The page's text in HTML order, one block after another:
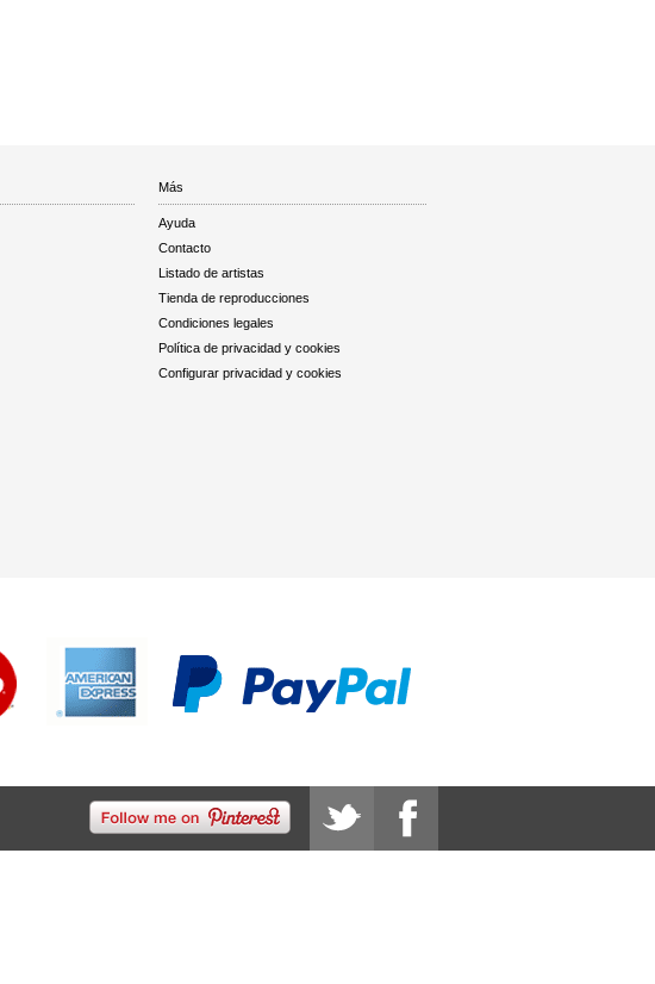
Más
Ayuda
Contacto
Listado de artistas
Tienda de reproducciones
Condiciones legales
Política de privacidad y cookies
Configurar privacidad y cookies